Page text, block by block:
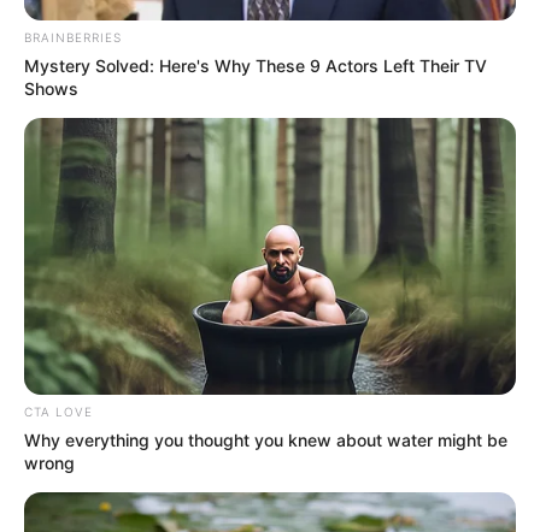
ΝΤΟΥ ΑΠΟ ΠΑΝΤΟΥ ΔΕΧΕΤΑΙ ΤΟ ΚΑΘΕΣΤΩΣ ΣΤΙΣ ΜΕΡΕΣ
ΠΟΥ ΔΕΝ ΜΠΟΡΕΙ ΝΑ ΑΝΤΙΔΡΑΣΕΙ. Η ΑΝΘΡΩΠΟΤΗΤΑ...
ΡΟΗ ΤΩΝ ΑΡΘΡΩΝ
ΕΚΤΑΚΤΟ: ΜΗΝΥΣΗ ΓΙΑ ΕΓΚΛΗΜΑΤΑ
BRAINBERRIES
Mystery Solved: Here's Why These 9 Actors Left Their TV
Shows
CTA LOVE
Why everything you thought you knew about water might be
wrong